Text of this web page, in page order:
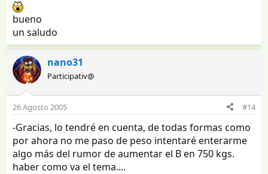
bueno
un saludo
nano31
Participativ@
26 Agosto 2005 #14
-Gracias, lo tendré en cuenta, de todas formas como
por ahora no me paso de peso intentaré enterarme
algo más del rumor de aumentar el B en 750 kgs.
haber como va el tema....